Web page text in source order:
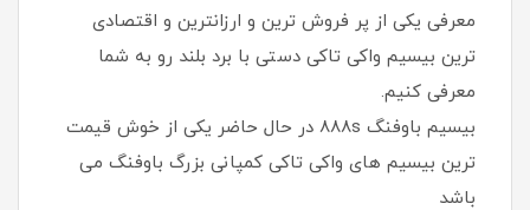
معرفی یکی از پر فروش ترین و ارزانترین و اقتصادی
ترین بیسیم واکی تاکی دستی با برد بلند رو به شما
معرفی کنیم.
بیسیم باوفنگ ۸۸۸s در حال حاضر یکی از خوش قیمت
ترین بیسیم های واکی تاکی کمپانی بزرگ باوفنگ می
باشد